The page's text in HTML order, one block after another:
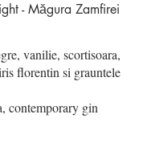
- Măgura Zamfirei
vanilie, scortisoara,
florentin si grauntele
contemporary gin